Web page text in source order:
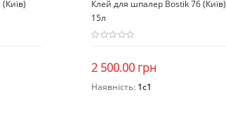
Клей для шпалер Bostik 76 (Київ)
15л
2 500.00 грн
Наявність: 1c1